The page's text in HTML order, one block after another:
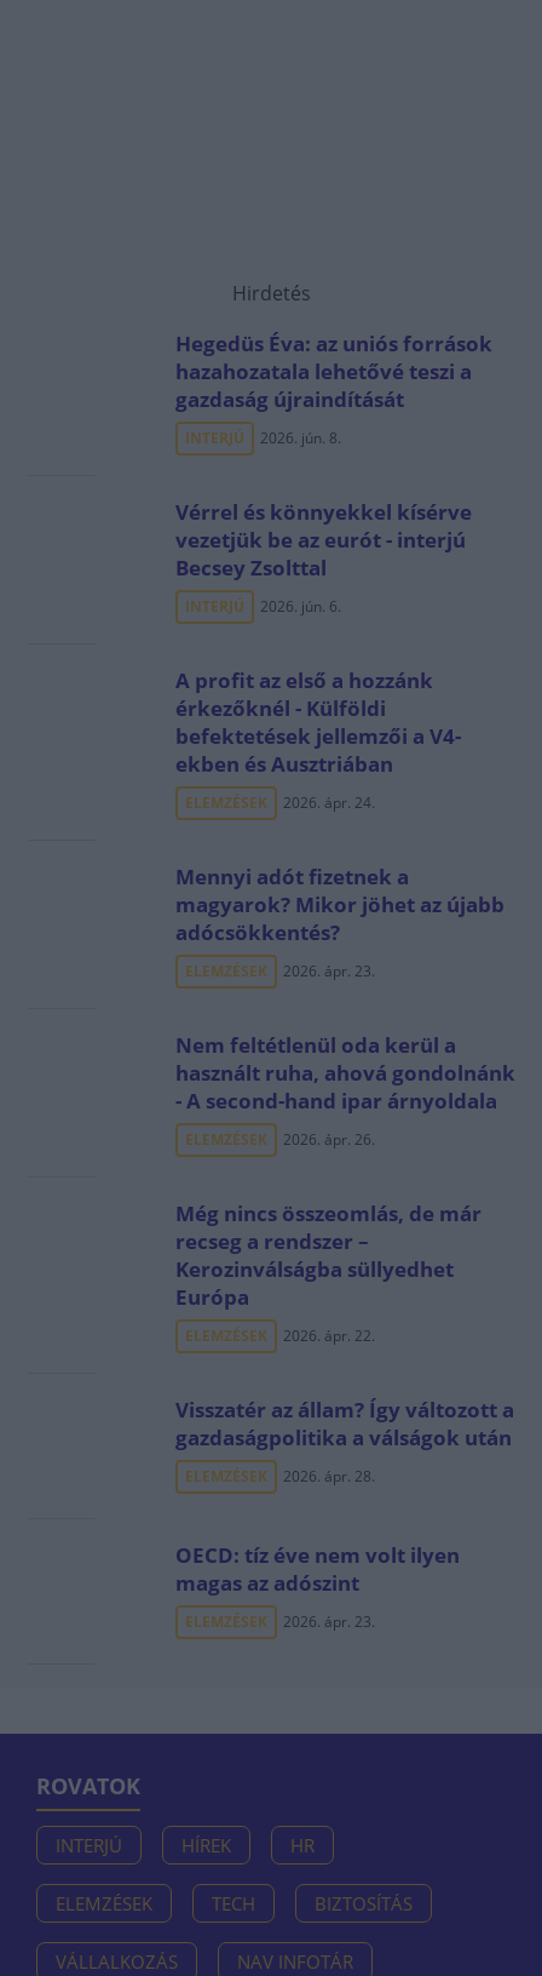
Hirdetés
Hegedüs Éva: az uniós források
hazahozatala lehetővé teszi a
gazdaság újraindítását
INTERJÚ 2026. jún. 8.
Vérrel és könnyekkel kísérve
vezetjük be az eurót - interjú
Becsey Zsolttal
INTERJÚ 2026. jún. 6.
A profit az első a hozzánk
érkezőknél - Külföldi
befektetések jellemzői a V4-
ekben és Ausztriában
ELEMZÉSEK 2026. ápr. 24.
Mennyi adót fizetnek a
magyarok? Mikor jöhet az újabb
adócsökkentés?
ELEMZÉSEK 2026. ápr. 23.
Nem feltétlenül oda kerül a
használt ruha, ahová gondolnánk
- A second-hand ipar árnyoldala
ELEMZÉSEK 2026. ápr. 26.
Még nincs összeomlás, de már
recseg a rendszer –
Kerozinválságba süllyedhet
Európa
ELEMZÉSEK 2026. ápr. 22.
Visszatér az állam? Így változott a
gazdaságpolitika a válságok után
ELEMZÉSEK 2026. ápr. 28.
OECD: tíz éve nem volt ilyen
magas az adószint
ELEMZÉSEK 2026. ápr. 23.
ROVATOK
INTERJÚ HÍREK HR
ELEMZÉSEK TECH BIZTOSÍTÁS
VÁLLALKOZÁS NAV INFOTÁR